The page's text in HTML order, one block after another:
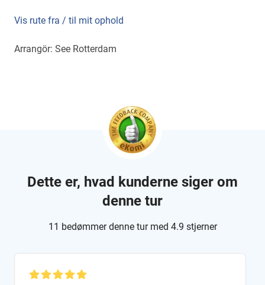
Vis rute fra / til mit ophold
Arrangör: See Rotterdam
Dette er, hvad kunderne siger om
denne tur
11 bedømmer denne tur med 4.9 stjerner